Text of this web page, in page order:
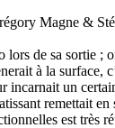
Magne &
lors de sa sortie ;
à la surface,
incarnait un
remettait
est très